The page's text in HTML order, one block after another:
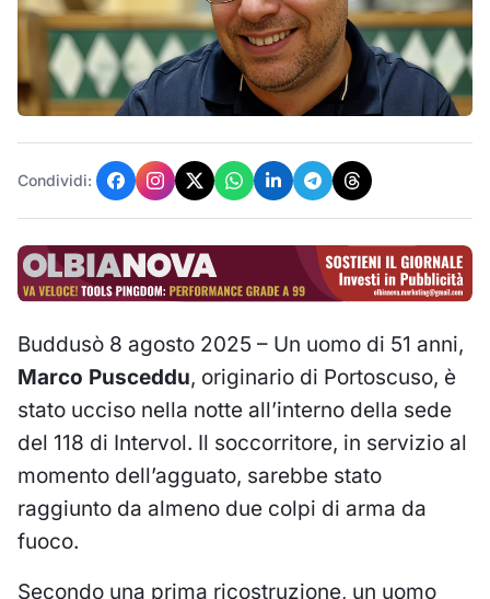
Condividi:
Buddusò 8 agosto 2025 – Un uomo di 51 anni,
Marco Pusceddu, originario di Portoscuso, è
stato ucciso nella notte all’interno della sede
del 118 di Intervol. Il soccorritore, in servizio al
momento dell’agguato, sarebbe stato
raggiunto da almeno due colpi di arma da
fuoco.
Secondo una prima ricostruzione, un uomo